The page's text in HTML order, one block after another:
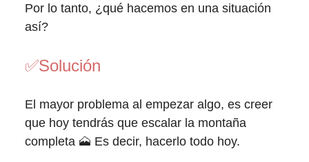
Por lo tanto, ¿qué hacemos en una situación
así?
✅Solución
El mayor problema al empezar algo, es creer
que hoy tendrás que escalar la montaña
completa 🗻 Es decir, hacerlo todo hoy.